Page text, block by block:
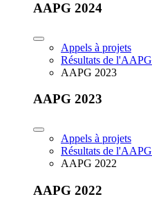
AAPG 2024
Appels à projets
Résultats de l'AAPG
AAPG 2023
AAPG 2023
Appels à projets
Résultats de l'AAPG
AAPG 2022
AAPG 2022